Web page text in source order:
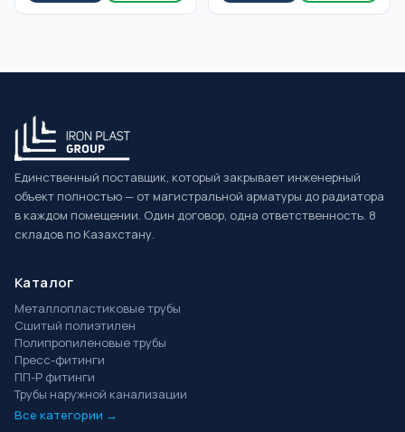
Единственный поставщик, который закрывает инженерный
объект полностью — от магистральной арматуры до радиатора
в каждом помещении. Один договор, одна ответственность. 8
складов по Казахстану.
Каталог
Металлопластиковые трубы
Сшитый полиэтилен
Полипропиленовые трубы
Пресс-фитинги
ПП-Р фитинги
Трубы наружной канализации
Все категории →